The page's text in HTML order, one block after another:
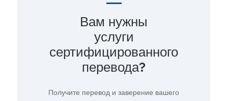
Вам нужны
услуги
сертифицированного
перевода?
Получите перевод и заверение вашего